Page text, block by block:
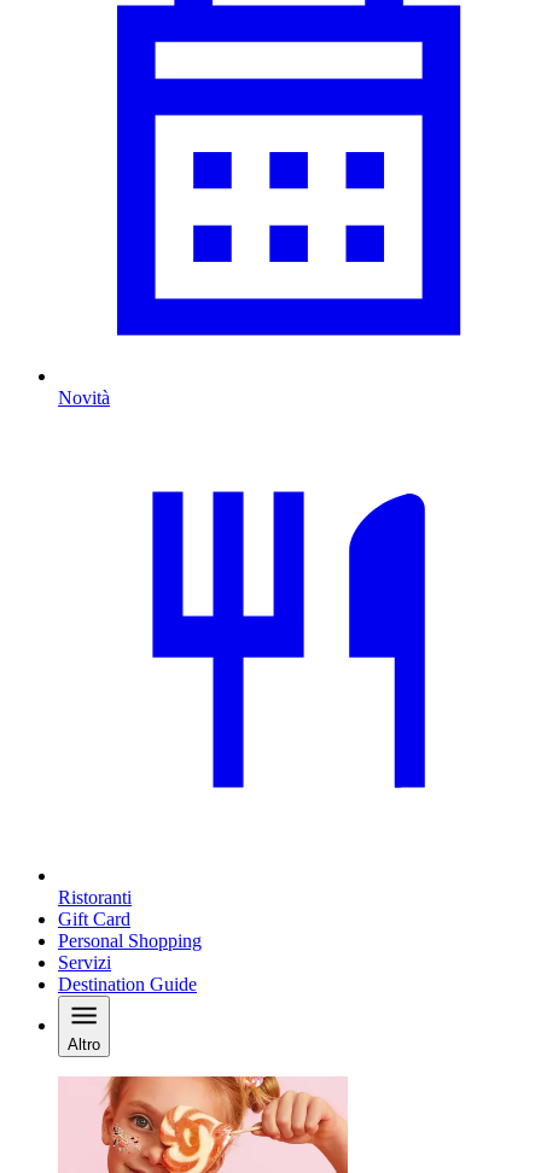
Novità
Ristoranti
Gift Card
Personal Shopping
Servizi
Destination Guide
Altro